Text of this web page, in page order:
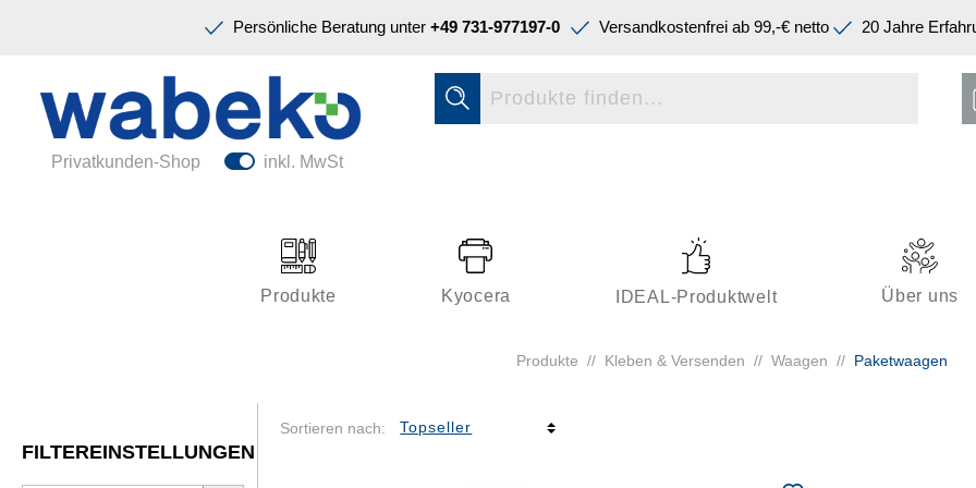
Persönliche Beratung unter +49 731-977197-0 Versandkostenfrei ab 99,-€ netto 20 Jahre
Privatkunden-Shop inkl. MwSt
Produkte Kyocera IDEAL-Produktwelt Über uns
Ordnen & Registrieren
Papiere & Blöcke
Büroeinrichtung
Kleben & Versenden
Schreiben & Korrigieren
Produkte // Kleben & Versenden // Waagen // Paketwaagen
FILTEREINSTELLUNGEN
Sortieren nach:
Schreiben & Korrigieren